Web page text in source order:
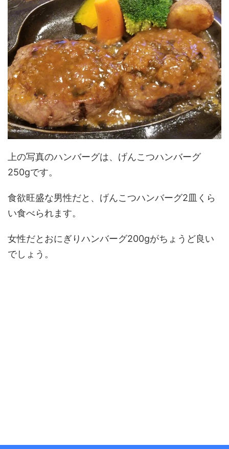
上の写真のハンバーグは、げんこつハンバーグ
250gです。
食欲旺盛な男性だと、げんこつハンバーグ2皿くら
い食べられます。
女性だとおにぎりハンバーグ200gがちょうど良い
でしょう。